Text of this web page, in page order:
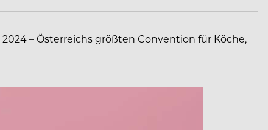
2024 – Österreichs größten Convention für Köche,